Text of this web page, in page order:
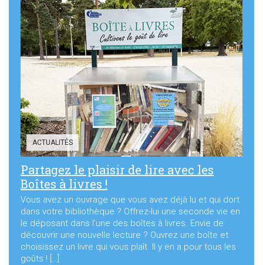
ACTUALITÉS
Partagez le plaisir de lire avec les
Boîtes à livres !
Vous avez un ouvrage que vous avez déjà lu et qui dort
dans votre bibliothèque ? Offrez-lui une seconde vie en
le déposant dans l’une des boîtes à livres. Envie de
découvrir une nouvelle lecture ? Ouvrez une boîte et
choisissez un livre qui vous plaît. Il y en a pour tous les
goûts ! […]